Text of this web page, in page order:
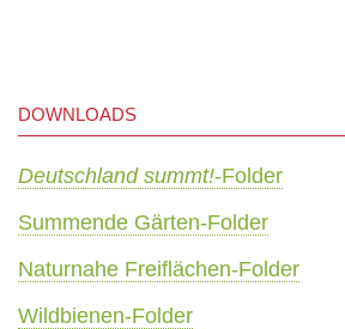
DOWNLOADS
Deutschland summt!-Folder
Summende Gärten-Folder
Naturnahe Freiflächen-Folder
Wildbienen-Folder